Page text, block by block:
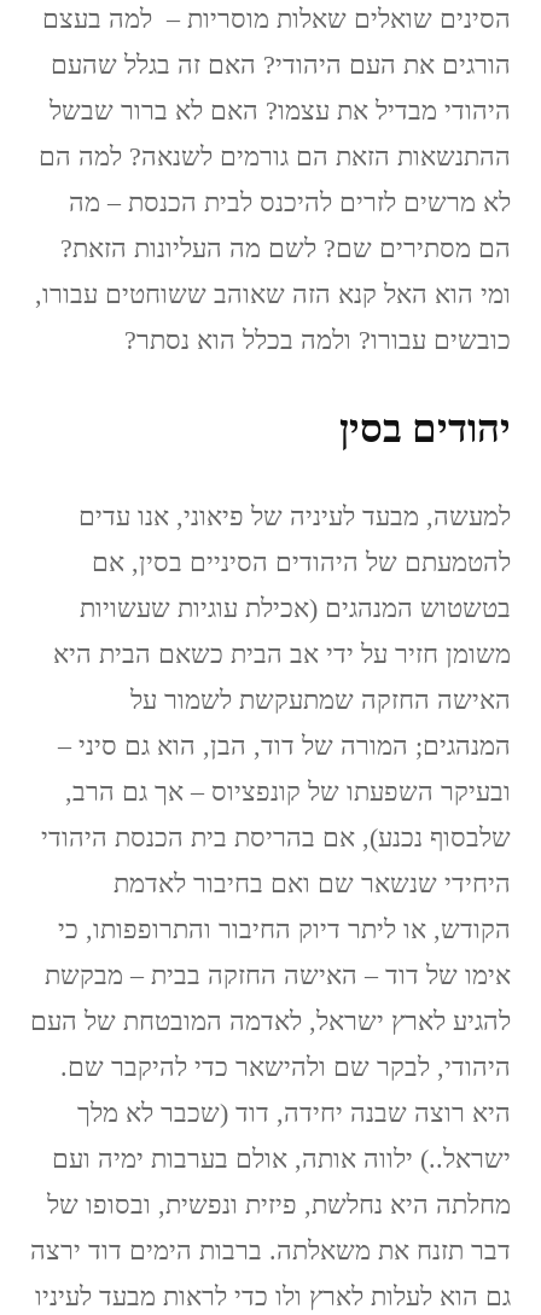
הסינים שואלים שאלות מוסריות – למה בעצם
הורגים את העם היהודי? האם זה בגלל שהעם
היהודי מבדיל את עצמו? האם לא ברור שבשל
ההתנשאות הזאת הם גורמים לשנאה? למה הם
לא מרשים לזרים להיכנס לבית הכנסת – מה
הם מסתירים שם? לשם מה העליונות הזאת?
ומי הוא האל קנא הזה שאוהב ששוחטים עבורו,
כובשים עבורו? ולמה בכלל הוא נסתר?
יהודים בסין
למעשה, מבעד לעיניה של פיאוני, אנו עדים
להטמעתם של היהודים הסיניים בסין, אם
בטשטוש המנהגים (אכילת עוגיות שעשויות
משומן חזיר על ידי אב הבית כשאם הבית היא
האישה החזקה שמתעקשת לשמור על
המנהגים; המורה של דוד, הבן, הוא גם סיני –
ובעיקר השפעתו של קונפציוס – אך גם הרב,
שלבסוף נכנע), אם בהריסת בית הכנסת היהודי
היחידי שנשאר שם ואם בחיבור לאדמת
הקודש, או ליתר דיוק החיבור והתרופפותו, כי
אימו של דוד – האישה החזקה בבית – מבקשת
להגיע לארץ ישראל, לאדמה המובטחת של העם
היהודי, לבקר שם ולהישאר כדי להיקבר שם.
היא רוצה שבנה יחידה, דוד (שכבר לא מלך
ישראל..) ילווה אותה, אולם בערבות ימיה ועם
מחלתה היא נחלשת, פיזית ונפשית, ובסופו של
דבר תזנח את משאלתה. ברבות הימים דוד ירצה
גם הוא לעלות לארץ ולו כדי לראות מבעד לעיניו